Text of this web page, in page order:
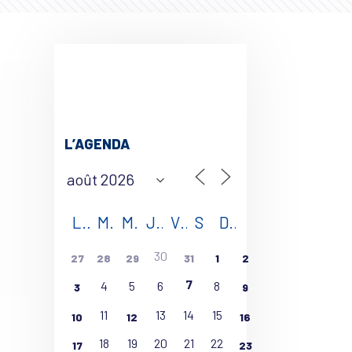
L’AGENDA
L M M J V S D
27 28 29 30 31 1 2
3 4 5 6 7 8 9
10 11 12 13 14 15 16
17 18 19 20 21 22 23